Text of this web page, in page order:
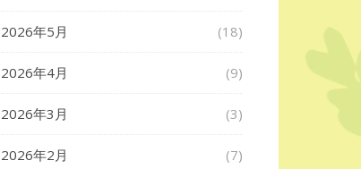
2026年5月 (18)
2026年4月 (9)
2026年3月 (3)
2026年2月 (7)